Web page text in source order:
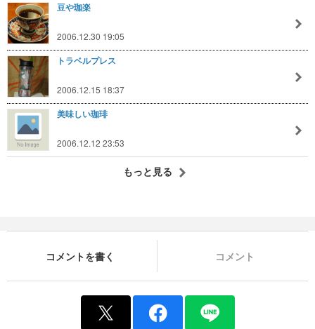
豆や珈楽
2006.12.30 19:05
トラベルプレス
2006.12.15 18:37
美味しい珈琲
2006.12.12 23:53
もっと見る
コメントを書く コメント